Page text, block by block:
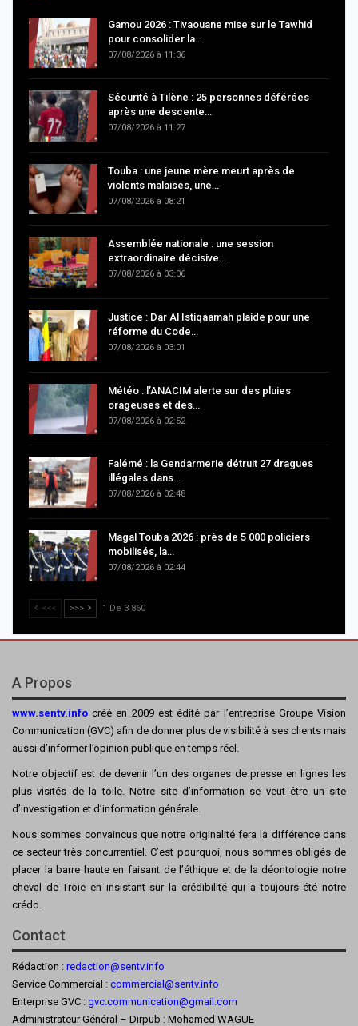
Gamou 2026 : Tivaouane mise sur le Tawhid
pour consolider la…
07/08/2026 à 11:36
Sécurité à Tilène : 25 personnes déférées
après une descente…
07/08/2026 à 11:27
Touba : une jeune mère meurt après de
violents malaises, une…
07/08/2026 à 08:21
Assemblée nationale : une session
extraordinaire décisive…
07/08/2026 à 03:06
Justice : Dar Al Istiqaamah plaide pour une
réforme du Code…
07/08/2026 à 03:01
Météo : l’ANACIM alerte sur des pluies
orageuses et des…
07/08/2026 à 02:52
Falémé : la Gendarmerie détruit 27 dragues
illégales dans…
07/08/2026 à 02:48
Magal Touba 2026 : près de 5 000 policiers
mobilisés, la…
07/08/2026 à 02:44
<<< >>> 1 De 3 860
A Propos
www.sentv.info créé en 2009 est édité par l’entreprise Groupe Vision
Communication (GVC) afin de donner plus de visibilité à ses clients mais
aussi d’informer l’opinion publique en temps réel.
Notre objectif est de devenir l’un des organes de presse en lignes les
plus visités de la toile. Notre site d’information se veut être un site
d’investigation et d’information générale.
Nous sommes convaincus que notre originalité fera la différence dans
ce secteur très concurrentiel. C’est pourquoi, nous sommes obligés de
placer la barre haute en faisant de l’éthique et de la déontologie notre
cheval de Troie en insistant sur la crédibilité qui a toujours été notre
crédo.
Contact
Rédaction : redaction@sentv.info
Service Commercial : commercial@sentv.info
Enterprise GVC : gvc.communication@gmail.com
Administrateur Général – Dirpub : Mohamed WAGUE